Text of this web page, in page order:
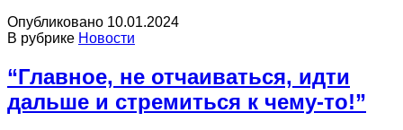
Опубликовано 10.01.2024
В рубрике Новости
“Главное, не отчаиваться, идти
дальше и стремиться к чему-то!”